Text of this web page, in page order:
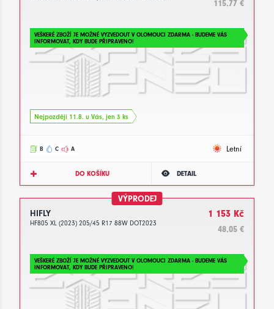
115.77 €
VEŠKERÉ ZBOŽÍ JE MOŽNÉ VYZVEDOUT V OLOMOUCI ZDARMA - BUDEME VÁS
INFORMOVAT, KDY BUDE PŘIPRAVENO!
Nejpozději 11.8. u Vás, jen 3 ks
B C A Letní
DO KOŠÍKU DETAIL
VÝPRODEJ
HIFLY
HF805 XL (2023) 205/45 R17 88W DOT2023
1 153 Kč
48.05 €
VEŠKERÉ ZBOŽÍ JE MOŽNÉ VYZVEDOUT V OLOMOUCI ZDARMA - BUDEME VÁS
INFORMOVAT, KDY BUDE PŘIPRAVENO!